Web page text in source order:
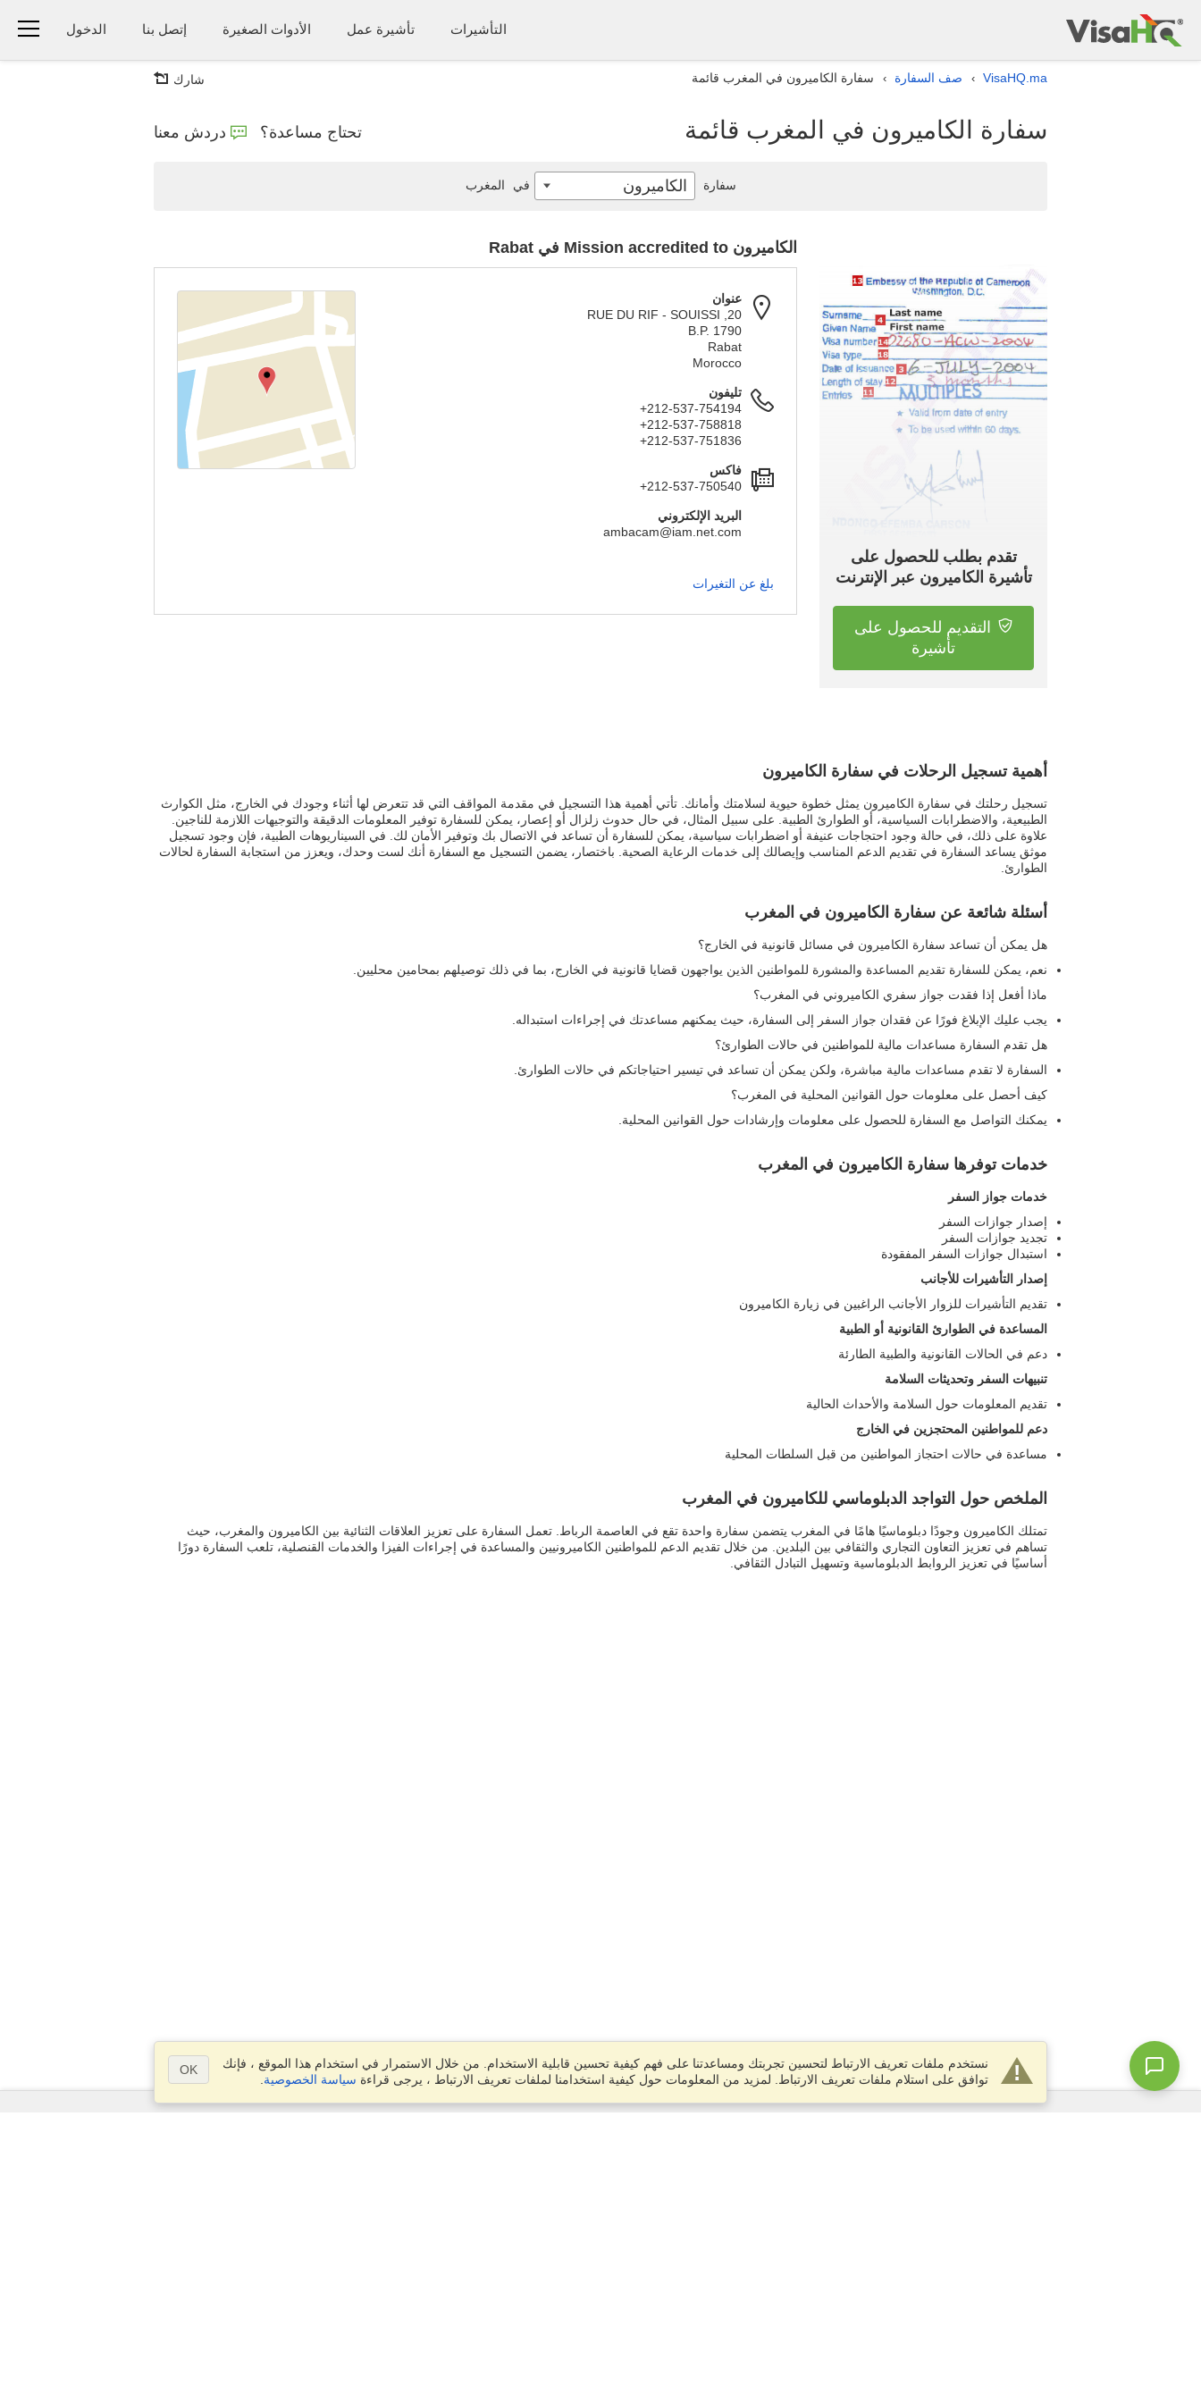
التأشيرات تأشيرة عمل الأدوات الصغيرة إتصل بنا الدخول
VisaHQ.ma
› صف السفارة › سفارة الكاميرون في المغرب قائمة شارك
سفارة الكاميرون في المغرب قائمة تحتاج مساعدة؟ دردش معنا
أهمية تسجيل الرحلات في سفارة الكاميرون
تسجيل رحلتك في سفارة الكاميرون يمثل خطوة حيوية لسلامتك وأمانك. تأتي أهمية هذا التسجيل في مقدمة المواقف التي قد تتعرض لها أثناء وجودك في الخارج، مثل الكوارث
الطبيعية، والاضطرابات السياسية، أو الطوارئ الطبية. على سبيل المثال، في حال حدوث زلزال أو إعصار، يمكن للسفارة توفير المعلومات الدقيقة والتوجيهات اللازمة للناجين.
علاوة على ذلك، في حالة وجود احتجاجات عنيفة أو اضطرابات سياسية، يمكن للسفارة أن تساعد في الاتصال بك وتوفير الأمان لك. في السيناريوهات الطبية، فإن وجود تسجيل
موثق يساعد السفارة في تقديم الدعم المناسب وإيصالك إلى خدمات الرعاية الصحية. باختصار، يضمن التسجيل مع السفارة أنك لست وحدك، ويعزز من استجابة السفارة لحالات
الطوارئ.
أسئلة شائعة عن سفارة الكاميرون في المغرب
هل يمكن أن تساعد سفارة الكاميرون في مسائل قانونية في الخارج؟
نعم، يمكن للسفارة تقديم المساعدة والمشورة للمواطنين الذين يواجهون قضايا قانونية في الخارج، بما في ذلك توصيلهم بمحامين محليين.
ماذا أفعل إذا فقدت جواز سفري الكاميروني في المغرب؟
يجب عليك الإبلاغ فورًا عن فقدان جواز السفر إلى السفارة، حيث يمكنهم مساعدتك في إجراءات استبداله.
هل تقدم السفارة مساعدات مالية للمواطنين في حالات الطوارئ؟
السفارة لا تقدم مساعدات مالية مباشرة، ولكن يمكن أن تساعد في تيسير احتياجاتكم في حالات الطوارئ.
كيف أحصل على معلومات حول القوانين المحلية في المغرب؟
يمكنك التواصل مع السفارة للحصول على معلومات وإرشادات حول القوانين المحلية.
خدمات توفرها سفارة الكاميرون في المغرب
خدمات جواز السفر
إصدار جوازات السفر
تجديد جوازات السفر
استبدال جوازات السفر المفقودة
إصدار التأشيرات للأجانب
تقديم التأشيرات للزوار الأجانب الراغبين في زيارة الكاميرون
المساعدة في الطوارئ القانونية أو الطبية
دعم في الحالات القانونية والطبية الطارئة
تنبيهات السفر وتحديثات السلامة
تقديم المعلومات حول السلامة والأحداث الحالية
دعم للمواطنين المحتجزين في الخارج
مساعدة في حالات احتجاز المواطنين من قبل السلطات المحلية
الملخص حول التواجد الدبلوماسي للكاميرون في المغرب
تمتلك الكاميرون وجودًا دبلوماسيًا هامًا في المغرب يتضمن سفارة واحدة تقع في العاصمة الرباط. تعمل السفارة على تعزيز العلاقات الثنائية بين الكاميرون والمغرب، حيث
تساهم في تعزيز التعاون التجاري والثقافي بين البلدين. من خلال تقديم الدعم للمواطنين الكاميرونيين والمساعدة في إجراءات الفيزا والخدمات القنصلية، تلعب السفارة دورًا
أساسيًا في تعزيز الروابط الدبلوماسية وتسهيل التبادل الثقافي.
تقدم بطلب للحصول على
تأشيرة الكاميرون عبر الإنترنت
التقديم للحصول على
تأشيرة
الكاميرون Mission accredited to في Rabat
عنوان
20, RUE DU RIF - SOUISSI
B.P. 1790
Rabat
Morocco
تليفون
+212-537-754194
+212-537-758818
+212-537-751836
فاكس
+212-537-750540
البريد الإلكتروني
ambacam@iam.net.com
بلغ عن التغيرات
سفارة الكاميرون في المغرب
نستخدم ملفات تعريف الارتباط لتحسين تجربتك ومساعدتنا على فهم كيفية تحسين قابلية الاستخدام. من خلال الاستمرار في استخدام هذا الموقع ، فإنك
توافق على استلام ملفات تعريف الارتباط. لمزيد من المعلومات حول كيفية استخدامنا لملفات تعريف الارتباط ، يرجى قراءة سياسة الخصوصية
OK